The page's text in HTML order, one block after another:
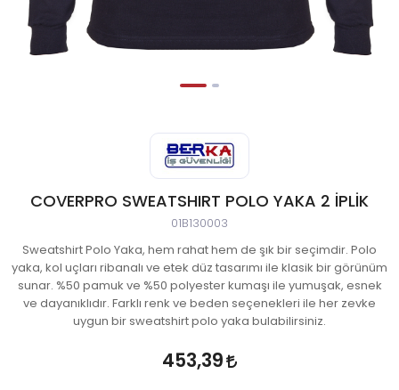
COVERPRO SWEATSHIRT POLO YAKA 2 İPLİK
01B130003
Sweatshirt Polo Yaka, hem rahat hem de şık bir seçimdir. Polo
yaka, kol uçları ribanalı ve etek düz tasarımı ile klasik bir görünüm
sunar. %50 pamuk ve %50 polyester kumaşı ile yumuşak, esnek
ve dayanıklıdır. Farklı renk ve beden seçenekleri ile her zevke
uygun bir sweatshirt polo yaka bulabilirsiniz.
453,39